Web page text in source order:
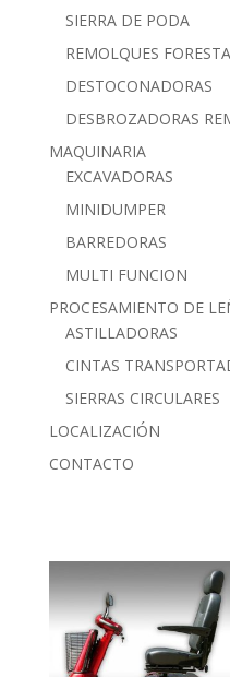
SIERRA DE PODA
REMOLQUES
DESTOCONADORAS
DESBROZADORAS
MAQUINARIA
EXCAVADORAS
MINIDUMPER
BARREDORAS
MULTI FUNCION
PROCESAMIENTO DE
ASTILLADORAS
CINTAS
SIERRAS CIRCULARES
LOCALIZACIÓN
CONTACTO